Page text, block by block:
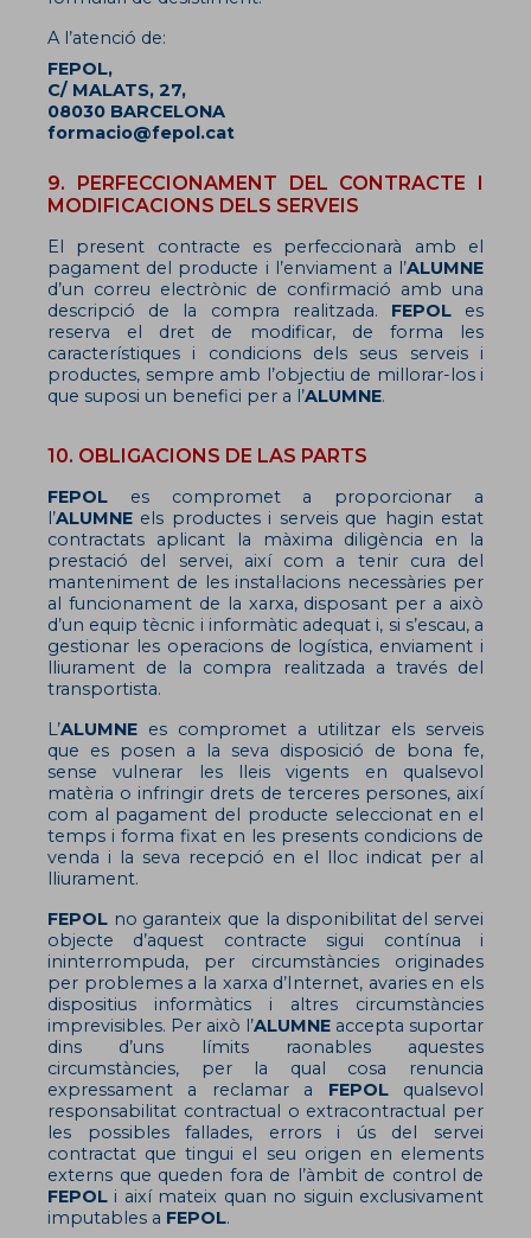
A l’atenció de:
FEPOL,
C/ MALATS, 27,
08030 BARCELONA
formacio@fepol.cat
9. PERFECCIONAMENT DEL CONTRACTE I
MODIFICACIONS DELS SERVEIS
El present contracte es perfeccionarà amb el
pagament del producte i l’enviament a l’ALUMNE
d’un correu electrònic de confirmació amb una
descripció de la compra realitzada. FEPOLes
reserva el dret de modificar, de forma les
característiques i condicions dels seus serveis i
productes, sempre amb l’objectiu de millorar-los i
que suposi un benefici per a l’ALUMNE.
10. OBLIGACIONS DE LAS PARTS
FEPOL es compromet a proporcionar a
l’ALUMNE els productes i serveis que hagin estat
contractats aplicant la màxima diligència en la
prestació del servei, així com a tenir cura del
manteniment de les instal·lacions necessàries per
al funcionament de la xarxa, disposant per a això
d’un equip tècnic i informàtic adequat i, si s’escau, a
gestionar les operacions de logística, enviament i
lliurament de la compra realitzada a través del
transportista.
L’ALUMNE es compromet a utilitzar els serveis
que es posen a la seva disposició de bona fe,
sense vulnerar les lleis vigents en qualsevol
matèria o infringir drets de terceres persones, així
com al pagament del producte seleccionat en el
temps i forma fixat en les presents condicions de
venda i la seva recepció en el lloc indicat per al
lliurament.
FEPOL no garanteix que la disponibilitat del servei
objecte d’aquest contracte sigui contínua i
ininterrompuda, per circumstàncies originades
per problemes a la xarxa d’Internet, avaries en els
dispositius informàtics i altres circumstàncies
imprevisibles. Per això l’ALUMNE accepta suportar
dins d’uns límits raonables aquestes
circumstàncies, per la qual cosa renuncia
expressament a reclamar a FEPOLqualsevol
responsabilitat contractual o extracontractual per
les possibles fallades, errors i ús del servei
contractat que tingui el seu origen en elements
externs que queden fora de l’àmbit de control de
FEPOL i així mateix quan no siguin exclusivament
imputables a FEPOL.